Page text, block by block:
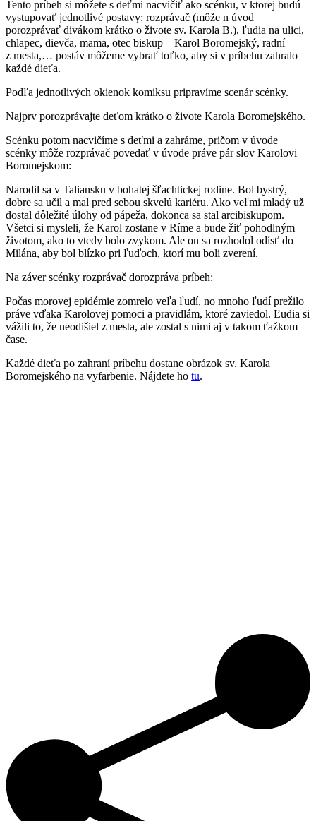
Tento príbeh si môžete s deťmi nacvičiť ako scénku, v ktorej budú
vystupovať jednotlivé postavy: rozprávač (môže n úvod
porozprávať divákom krátko o živote sv. Karola B.), ľudia na ulici,
chlapec, dievča, mama, otec biskup – Karol Boromejský, radní
z mesta,… postáv môžeme vybrať toľko, aby si v príbehu zahralo
každé dieťa.
Podľa jednotlivých okienok komiksu pripravíme scenár scénky.
Najprv porozprávajte deťom krátko o živote Karola Boromejského.
Scénku potom nacvičíme s deťmi a zahráme, pričom v úvode
scénky môže rozprávač povedať v úvode práve pár slov Karolovi
Boromejskom:
Narodil sa v Taliansku v bohatej šľachtickej rodine. Bol bystrý,
dobre sa učil a mal pred sebou skvelú kariéru. Ako veľmi mladý už
dostal dôležité úlohy od pápeža, dokonca sa stal arcibiskupom.
Všetci si mysleli, že Karol zostane v Ríme a bude žiť pohodlným
životom, ako to vtedy bolo zvykom. Ale on sa rozhodol odísť do
Milána, aby bol blízko pri ľuďoch, ktorí mu boli zverení.
Na záver scénky rozprávač dorozpráva príbeh:
Počas morovej epidémie zomrelo veľa ľudí, no mnoho ľudí prežilo
práve vďaka Karolovej pomoci a pravidlám, ktoré zaviedol. Ľudia si
vážili to, že neodišiel z mesta, ale zostal s nimi aj v takom ťažkom
čase.
Každé dieťa po zahraní príbehu dostane obrázok sv. Karola
Boromejského na vyfarbenie. Nájdete ho tu.